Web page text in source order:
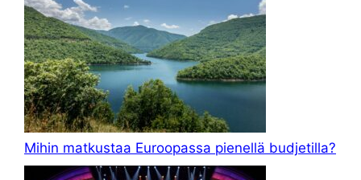
Mihin matkustaa Euroopassa pienellä budjetilla?